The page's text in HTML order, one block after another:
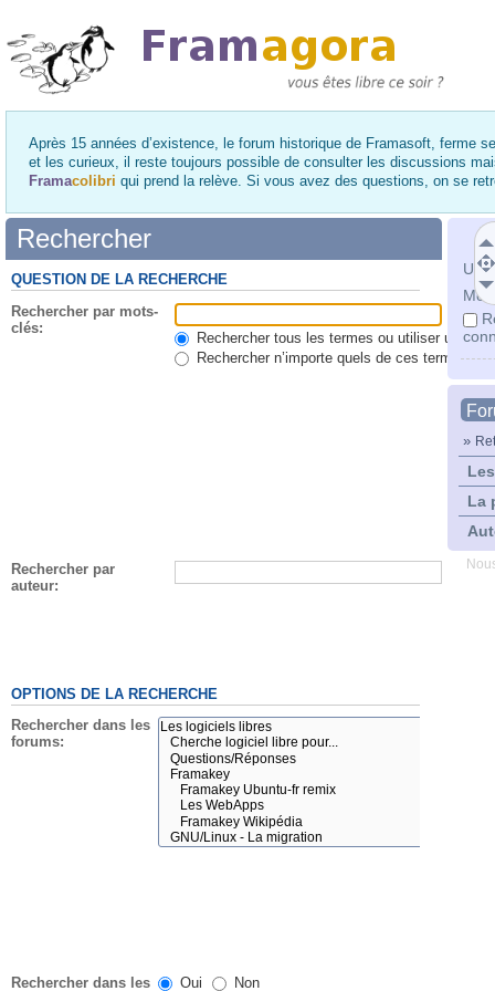
Après 15 années d’existence, le forum historique de Framasoft, ferme
et les curieux, il reste toujours possible de consulter les discussions
Framacolibri qui prend la relève. Si vous avez des questions, on se
Mot
»
La
Rechercher
QUESTION DE LA RECHERCHE
Rechercher par mots-
clés:
Rechercher tous les termes ou utiliser une
Rechercher n’importe quels de ces termes
Rechercher par
auteur:
OPTIONS DE LA RECHERCHE
Rechercher dans les
forums:
Rechercher dans les Oui Non